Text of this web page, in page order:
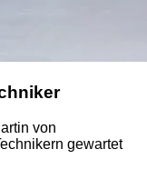
von
gewartet